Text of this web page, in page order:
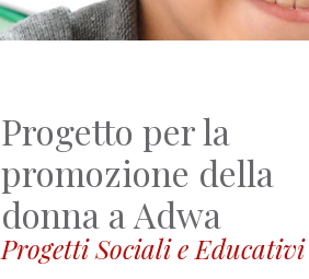
Progetto per la
promozione della
donna a Adwa
Progetti Sociali e Educativi